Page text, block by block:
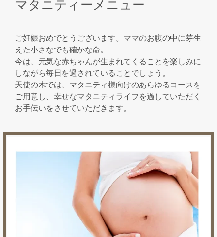
マタニティーメニュー
ご妊娠おめでとうございます。ママのお腹の中に芽生
えた小さなでも確かな命。
今は、元気な赤ちゃんが生まれてくることを楽しみに
しながら毎日を過されていることでしょう。
天使の木では、マタニティ様向けのあらゆるコースを
ご用意し、幸せなマタニティライフを過していただく
お手伝いをさせていただきます。